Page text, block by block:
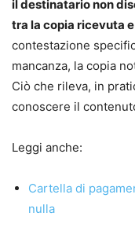
il destinatario non
tra la copia ricevuta e
contestazione
mancanza, la copia
Ciò che rileva, in
conoscere il
Leggi anche:
Cartella di
nulla